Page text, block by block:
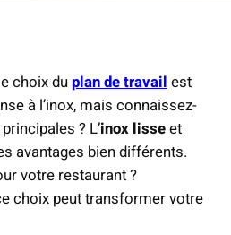
choix duplan de travailest
à l’inox, mais connaissez-
? L’inox lisseet
avantages bien différents.
votre restaurant ?
choix peut transformer votre